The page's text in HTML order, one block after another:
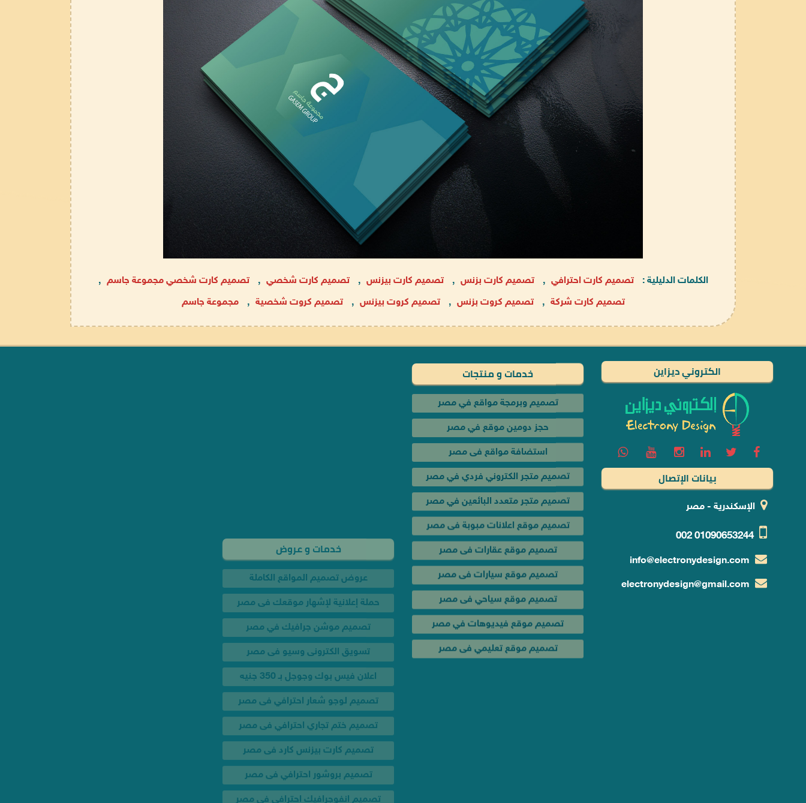
الكلمات الدليلية : تصميم كارت احترافي , تصميم كارت بزنس , تصميم كارت بيزنس , تصميم كارت شخصي , تصميم كارت شخصي مجموعة جاسم ,
تصميم كارت شركة , تصميم كروت بزنس , تصميم كروت بيزنس , تصميم كروت شخصية , مجموعة جاسم
الكتروني ديزاين
بيانات الإتصال
الإسكندرية - مصر
01090653244
002
info@electronydesign.com
electronydesign@gmail.com
خدمات و منتجات
تصميم وبرمجة مواقع في مصر
حجز دومين موقع في مصر
استضافة مواقع فى مصر
تصميم متجر الكتروني فردي في مصر
تصميم متجر متعدد البائعين في مصر
تصميم موقع اعلانات مبوبة فى مصر
تصميم موقع عقارات فى مصر
تصميم موقع سيارات فى مصر
تصميم موقع سياحي فى مصر
تصميم موقع فيديوهات في مصر
تصميم موقع تعليمي فى مصر
تصميم لوجو شعار احترافي فى مصر
تصميم ختم تجاري احترافي فى مصر
تصميم كارت بيزنس كارد فى مصر
تصميم بروشور احترافي فى مصر
تصميم انفوجرافيك احترافي فى مصر
عرض تصميم كل مطبوعاتك فى مصر